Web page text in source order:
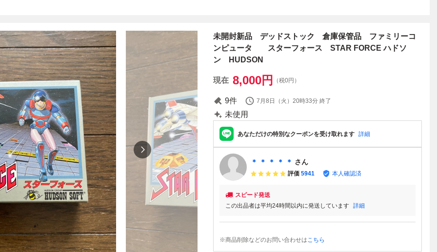
未開封新品 デッドストック 倉庫保管品 ファミリーコ
ンピュータ スターフォース STAR FORCE ハドソ
ン HUDSON
現在 8,000円 （税0円）
9件 7月8日（火）20時33分 終了
未使用
あなただけの特別なクーポンを受け取れます 詳細
＊ ＊ ＊ ＊ ＊ さん
評価 5941 本人確認済
スピード発送
この出品者は平均24時間以内に発送しています 詳細
※商品削除などのお問い合わせはこちら